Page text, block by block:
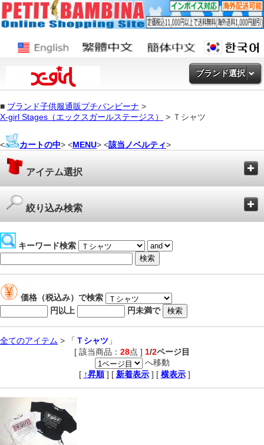
ブランド選択
■ ブランド子供服通販プチバンビーナ >
X-girl Stages（エックスガールステージス）
> Ｔシャツ
< カートの中> <MENU> <該当ノベルティ>
アイテム選択
絞り込み検索
キーワード検索
価格（税込み）で検索
円以上
円未満で
全てのアイテム > 「 Ｔシャツ 」
[ 該当商品： 28点 ] 1/2ページ目
へ移動
[ ↑昇順 ] [ 新着表示 ] [ 横表示 ]